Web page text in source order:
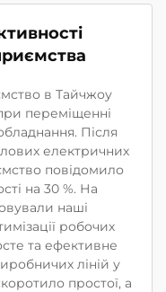
в Тайчжоу
переміщенні
Після
електричних
повідомило
на 30 %. На
наші
робочих
та ефективне
ліній у
простої, а